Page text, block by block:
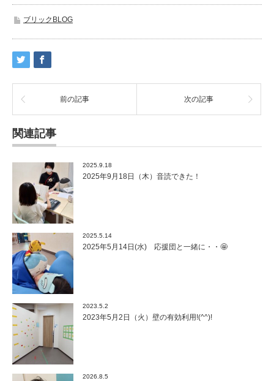
ブリックBLOG
前の記事 次の記事
関連記事
2025.9.18
2025年9月18日（木）音読できた！
2025.5.14
2025年5月14日(水) 応援団と一緒に・・🤩
2023.5.2
2023年5月2日（火）壁の有効利用!(^^)!
2026.8.5